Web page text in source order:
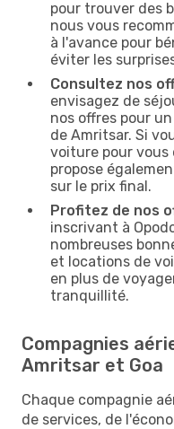
pour trouver des
nous vous
à l'avance pour
éviter les
Consultez nos
envisagez de
nos offres pour un
de Amritsar. Si
voiture pour vous
propose
sur le prix final.
Profitez de nos
inscrivant à
nombreuses
et locations de
en plus de
tranquillité.
Compagnies
Amritsar et Goa
Chaque compagnie
de services, de